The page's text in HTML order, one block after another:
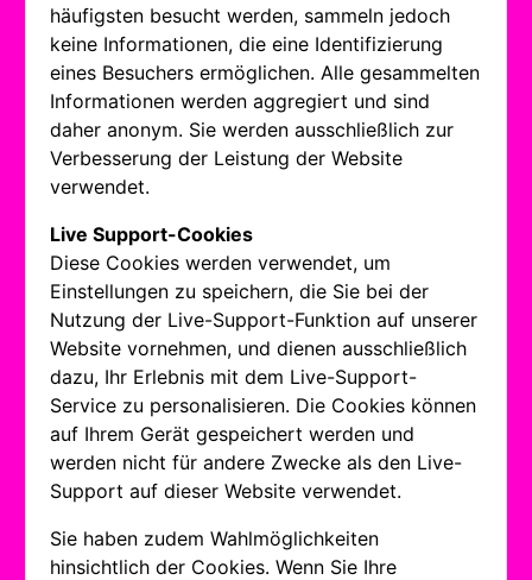
häufigsten besucht werden, sammeln jedoch
keine Informationen, die eine Identifizierung
eines Besuchers ermöglichen. Alle gesammelten
Informationen werden aggregiert und sind
daher anonym. Sie werden ausschließlich zur
Verbesserung der Leistung der Website
verwendet.
Live Support-Cookies
Diese Cookies werden verwendet, um
Einstellungen zu speichern, die Sie bei der
Nutzung der Live-Support-Funktion auf unserer
Website vornehmen, und dienen ausschließlich
dazu, Ihr Erlebnis mit dem Live-Support-
Service zu personalisieren. Die Cookies können
auf Ihrem Gerät gespeichert werden und
werden nicht für andere Zwecke als den Live-
Support auf dieser Website verwendet.
Sie haben zudem Wahlmöglichkeiten
hinsichtlich der Cookies. Wenn Sie Ihre